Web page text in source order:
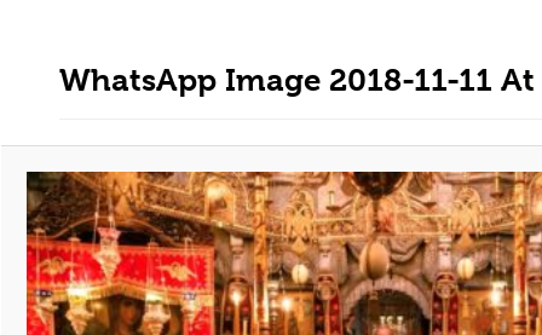
WhatsApp Image 2018-11-11 At